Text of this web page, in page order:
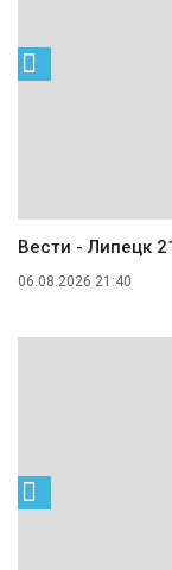
Вести - Липецк
06.08.2026 21:40